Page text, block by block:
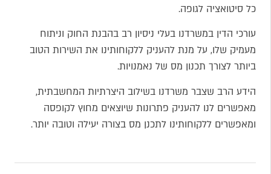
כל סיטואציה לגופה.
עורכי הדין במשרדנו בעלי ניסיון רב בהבנת החוק וניתוח
מעמיק שלו, על מנת להעניק ללקוחותינו את השירות הטוב
ביותר לצורך תכנון מס של נאמנויות.
הידע הרב שצבר משרדנו בשילוב היצרתיות המחשבתית,
מאפשרים לנו להעניק פתרונות שיוצאים מחוץ לקופסה
ומאפשרים ללקוחותינו לתכנן מס בצורה יעילה וטובה יותר.